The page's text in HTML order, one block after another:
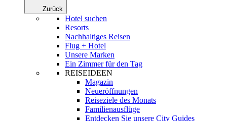
Zurück
Hotel suchen
Resorts
Nachhaltiges Reisen
Flug + Hotel
Unsere Marken
Ein Zimmer für den Tag
REISEIDEEN
Magazin
Neueröffnungen
Reiseziele des Monats
Familienausflüge
Entdecken Sie unsere City Guides